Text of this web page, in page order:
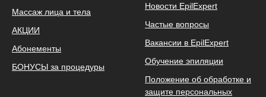
Массаж лица и тела
АКЦИИ
Абонементы
БОНУСЫ за процедуры
Новости EpilExpert
Частые вопросы
Вакансии в EpilExpert
Обучение эпиляции
Положение об обработке и
защите персональных